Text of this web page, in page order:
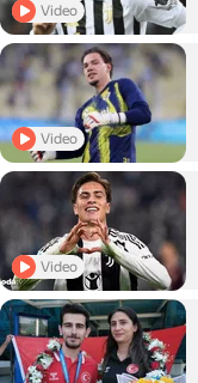
Video
Video
Video